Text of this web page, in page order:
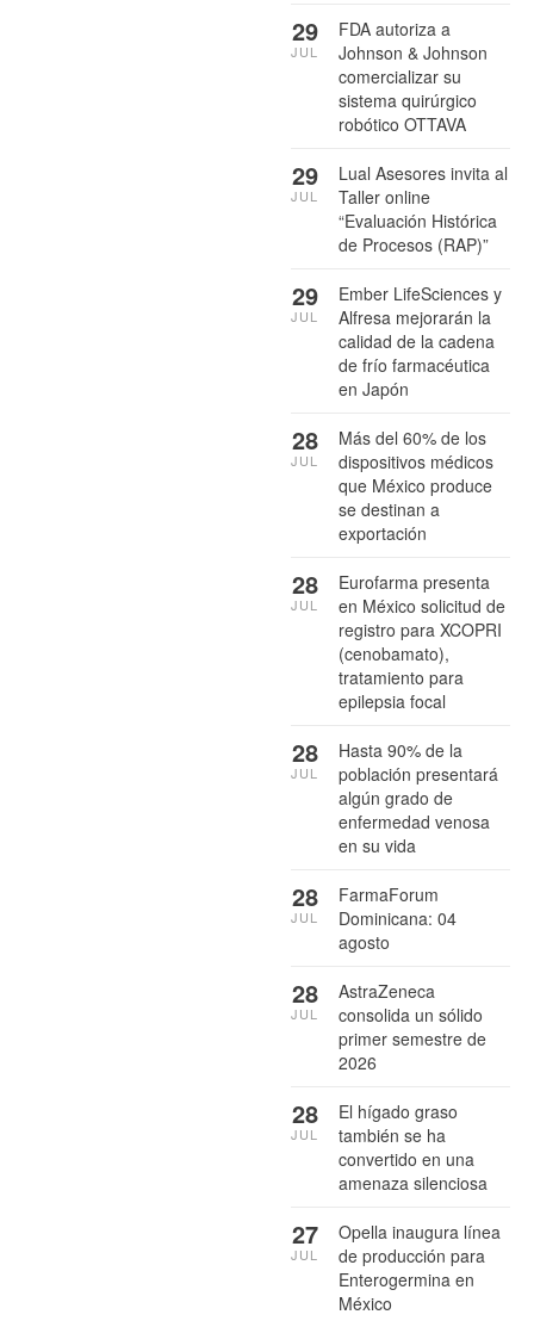
FDA autoriza a
Johnson & Johnson
comercializar su
sistema quirúrgico
robótico OTTAVA
29
JUL
Lual Asesores invita al
Taller online
“Evaluación Histórica
de Procesos (RAP)”
29
JUL
Ember LifeSciences y
Alfresa mejorarán la
calidad de la cadena
de frío farmacéutica
en Japón
29
JUL
Más del 60% de los
dispositivos médicos
que México produce
se destinan a
exportación
28
JUL
Eurofarma presenta
en México solicitud de
registro para XCOPRI
(cenobamato),
tratamiento para
epilepsia focal
28
JUL
Hasta 90% de la
población presentará
algún grado de
enfermedad venosa
en su vida
28
JUL
FarmaForum
Dominicana: 04
agosto
28
JUL
AstraZeneca
consolida un sólido
primer semestre de
2026
28
JUL
El hígado graso
también se ha
convertido en una
amenaza silenciosa
28
JUL
Opella inaugura línea
de producción para
Enterogermina en
México
27
JUL